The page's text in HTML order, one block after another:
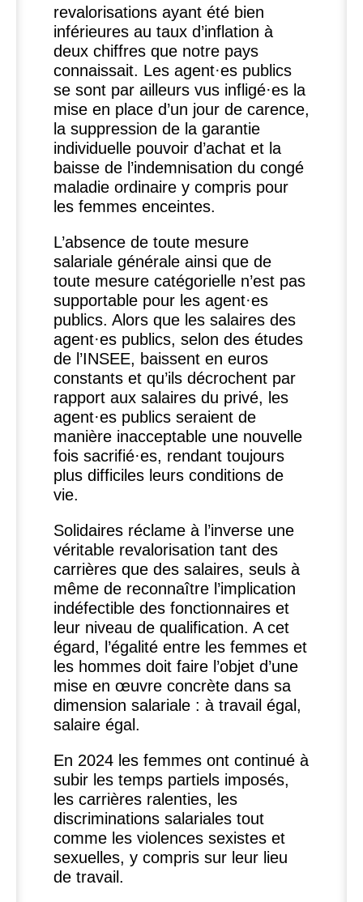
revalorisations ayant été bien
inférieures au taux d’inflation à
deux chiffres que notre pays
connaissait. Les agent·es publics
se sont par ailleurs vus infligé·es la
mise en place d’un jour de carence,
la suppression de la garantie
individuelle pouvoir d’achat et la
baisse de l’indemnisation du congé
maladie ordinaire y compris pour
les femmes enceintes.
L’absence de toute mesure
salariale générale ainsi que de
toute mesure catégorielle n’est pas
supportable pour les agent·es
publics. Alors que les salaires des
agent·es publics, selon des études
de l’INSEE, baissent en euros
constants et qu’ils décrochent par
rapport aux salaires du privé, les
agent·es publics seraient de
manière inacceptable une nouvelle
fois sacrifié·es, rendant toujours
plus difficiles leurs conditions de
vie.
Solidaires réclame à l’inverse une
véritable revalorisation tant des
carrières que des salaires, seuls à
même de reconnaître l’implication
indéfectible des fonctionnaires et
leur niveau de qualification. A cet
égard, l’égalité entre les femmes et
les hommes doit faire l’objet d’une
mise en œuvre concrète dans sa
dimension salariale : à travail égal,
salaire égal.
En 2024 les femmes ont continué à
subir les temps partiels imposés,
les carrières ralenties, les
discriminations salariales tout
comme les violences sexistes et
sexuelles, y compris sur leur lieu
de travail.